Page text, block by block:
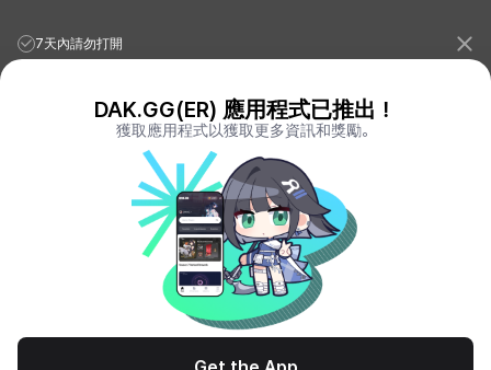
League of Legends StatsPORO.GG
Teamfight Tactics Stats
LOLCHESS.GG
VALORANT.DAK.GG
PUBG.DAK.GG
Eternal Return StatsER.DAK.GG
Genshin Impact Stats
GENSHIN.DAK.GG
DEADLOCK.DAK.GG
Terms of Service Privacy Notice
7天內請勿打開
DAK.GG(ER) 應用程式已推出！
獲取應用程式以獲取更多資訊和獎勵。